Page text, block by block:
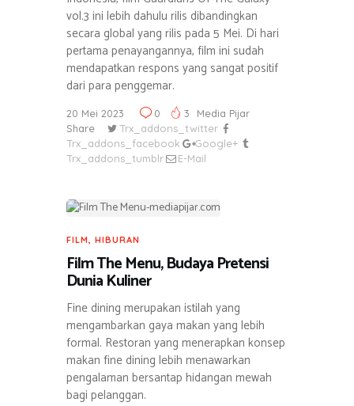
vol.3 ini lebih dahulu rilis dibandingkan
secara global yang rilis pada 5 Mei. Di hari
pertama penayangannya, film ini sudah
mendapatkan respons yang sangat positif
dari para penggemar.
20 Mei 2023 0 3
Media Pijar
Share
Trx_addons_twitter
Trx_addons_facebook
Google+
Trx_addons_tumblr
E-Mail
FILM, HIBURAN
Film The Menu, Budaya Pretensi
Dunia Kuliner
Fine dining merupakan istilah yang
mengambarkan gaya makan yang lebih
formal. Restoran yang menerapkan konsep
makan fine dining lebih menawarkan
pengalaman bersantap hidangan mewah
bagi pelanggan.